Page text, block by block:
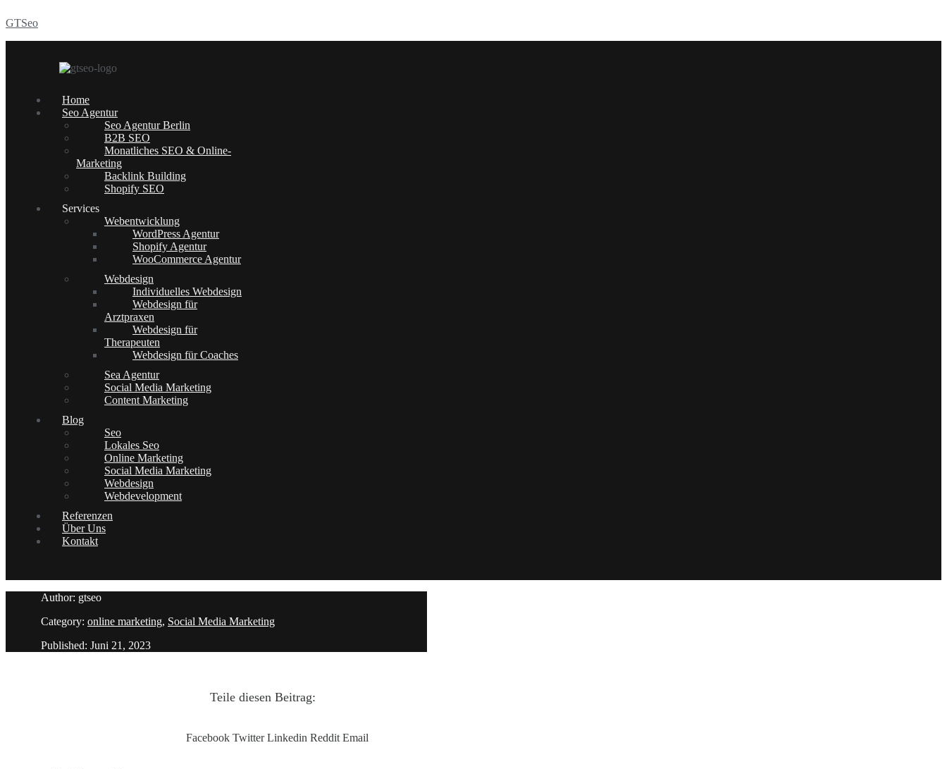
GTSeo
Home
Seo Agentur
Seo Agentur Berlin
B2B SEO
Monatliches SEO & Online-
Marketing
Backlink Building
Shopify SEO
Services
Webentwicklung
WordPress Agentur
Shopify Agentur
WooCommerce Agentur
Webdesign
Individuelles Webdesign
Webdesign für
Arztpraxen
Webdesign für
Therapeuten
Webdesign für Coaches
Sea Agentur
Social Media Marketing
Content Marketing
Blog
Seo
Lokales Seo
Online Marketing
Social Media Marketing
Webdesign
Webdevelopment
Referenzen
Über Uns
Kontakt
Author: gtseo
Category: online marketing, Social Media Marketing
Published: Juni 21, 2023
Teile diesen Beitrag:
Facebook Twitter Linkedin Reddit Email